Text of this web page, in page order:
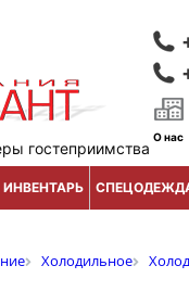
гостеприимства
О нас
ИНВЕНТАРЬ
Холодильное